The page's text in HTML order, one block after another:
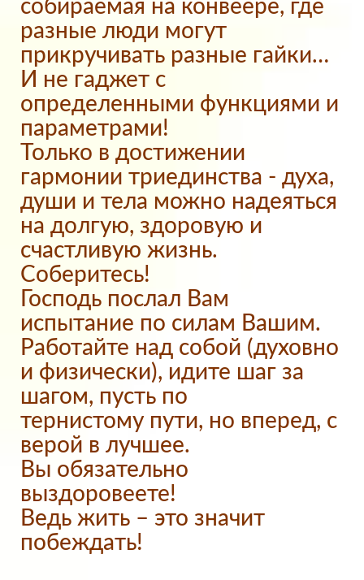
собираемая на конвеере, где
разные люди могут
прикручивать разные гайки…
И не гаджет с
определенными функциями и
параметрами!
Только в достижении
гармонии триединства - духа,
души и тела можно надеяться
на долгую, здоровую и
счастливую жизнь.
Соберитесь!
Господь послал Вам
испытание по силам Вашим.
Работайте над собой (духовно
и физически), идите шаг за
шагом, пусть по
тернистому пути, но вперед, с
верой в лучшее.
Вы обязательно
выздоровеете!
Ведь жить – это значит
побеждать!